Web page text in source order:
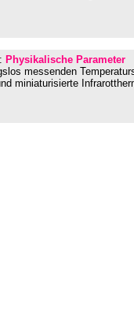
Physikalische Parameter
messenden
miniaturisierte